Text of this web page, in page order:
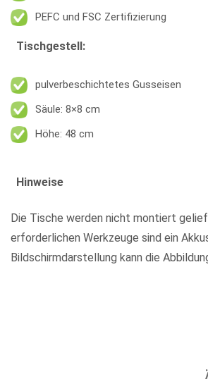
PEFC und FSC Zertifizierung
Tischgestell:
pulverbeschichtetes Gusseisen
Säule: 8×8 cm
Höhe: 48 cm
Hinweise
Die Tische werden nicht montiert
erforderlichen Werkzeuge sind ein
Bildschirmdarstellung kann die